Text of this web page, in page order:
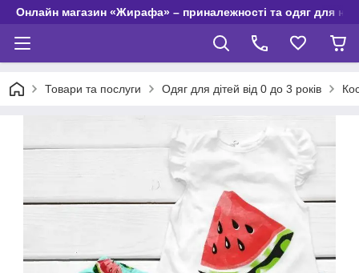
Онлайн магазин «Жирафа» – приналежності та одяг для
Товари та послуги Одяг для дітей від 0 до 3 років